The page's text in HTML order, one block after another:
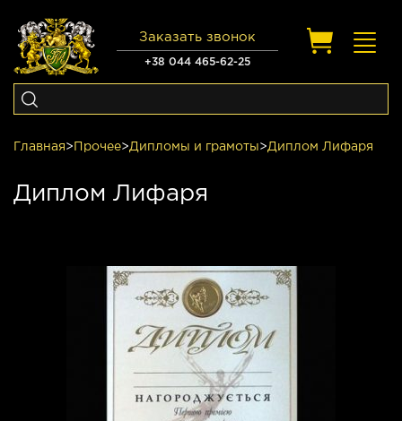
+38 044 465-62-25
Заказать звонок
Главная> Прочее>Дипломы и грамоты>Диплом Лифаря
Диплом Лифаря